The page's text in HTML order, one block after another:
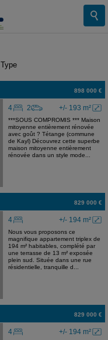
Type
898 000 €
+/- 193 m²
4 2
***SOUS COMPROMIS *** Maison
mitoyenne entièrement rénovée
avec goût ? Tétange (commune
de Kayl) Découvrez cette superbe
maison mitoyenne entièrement
rénovée dans un style mode...
829 000 €
+/- 194 m²
4
Nous vous proposons ce
magnifique appartement triplex de
194 m² habitables, complété par
une terrasse de 13 m² exposée
plein sud. Située dans une rue
résidentielle, tranquille d...
829 000 €
+/- 194 m²
4